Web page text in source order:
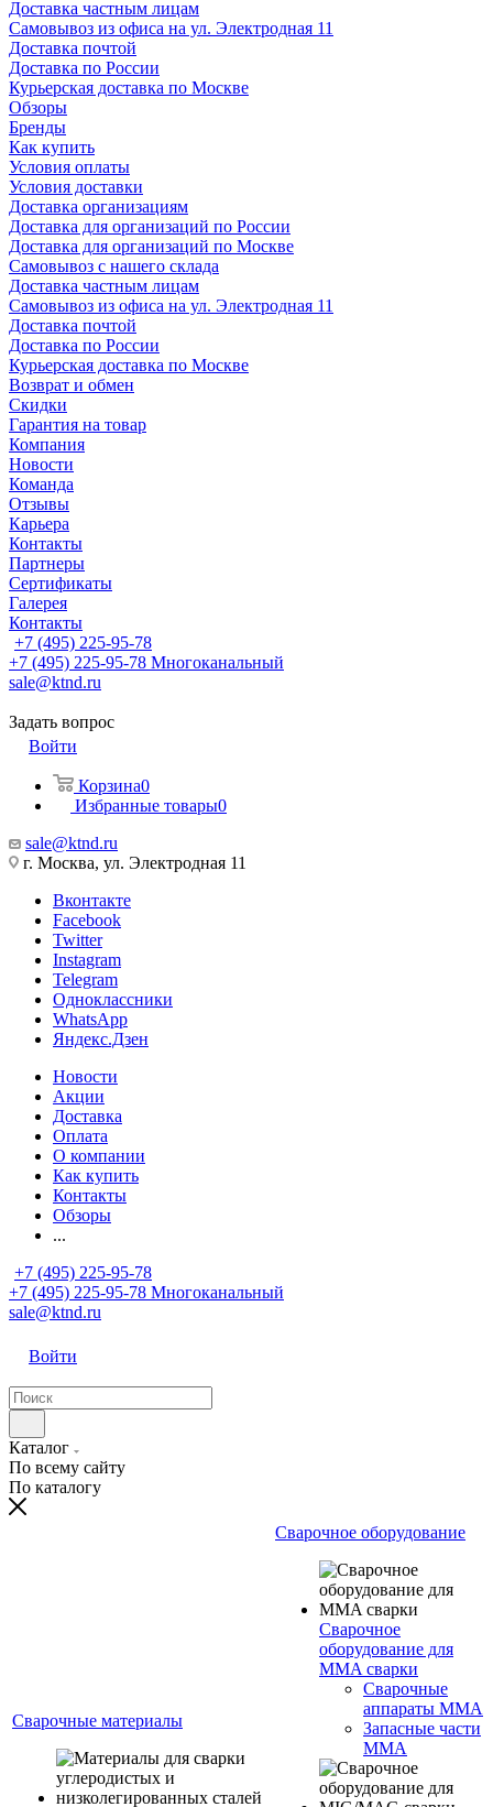
Доставка частным лицам
Самовывоз из офиса на ул. Электродная 11
Доставка почтой
Доставка по России
Курьерская доставка по Москве
Обзоры
Бренды
Как купить
Условия оплаты
Условия доставки
Доставка организациям
Доставка для организаций по России
Доставка для организаций по Москве
Самовывоз с нашего склада
Доставка частным лицам
Самовывоз из офиса на ул. Электродная 11
Доставка почтой
Доставка по России
Курьерская доставка по Москве
Возврат и обмен
Скидки
Гарантия на товар
Компания
Новости
Команда
Отзывы
Карьера
Контакты
Партнеры
Сертификаты
Галерея
Контакты
+7 (495) 225-95-78
+7 (495) 225-95-78 Многоканальный
sale@ktnd.ru
Задать вопрос
Войти
Корзина0
Избранные товары0
sale@ktnd.ru
г. Москва, ул. Электродная 11
Вконтакте
Facebook
Twitter
Instagram
Telegram
Одноклассники
WhatsApp
Яндекс.Дзен
Новости
Акции
Доставка
Оплата
О компании
Как купить
Контакты
Обзоры
...
+7 (495) 225-95-78
+7 (495) 225-95-78 Многоканальный
sale@ktnd.ru
Войти
Каталог
По всему сайту
По каталогу
Сварочные материалы
Сварочное оборудование
Сварочное
оборудование для
MMA сварки
Сварочные
аппараты MMA
Запасные части
MMA